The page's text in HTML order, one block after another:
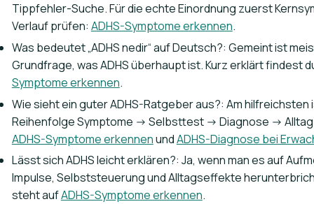
Tippfehler-Suche. Für die echte Einordnung zuerst
Verlauf prüfen: ADHS-Symptome erkennen.
Was bedeutet „ADHS nedir“ auf Deutsch?: Gemeint ist
Grundfrage, was ADHS überhaupt ist. Kurz erklärt findest
Symptome erkennen.
Wie sieht ein guter ADHS-Ratgeber aus?: Am hilfreichsten
Reihenfolge Symptome -> Selbsttest -> Diagnose ->
ADHS-Symptome erkennenundADHS-Diagnose bei
Lässt sich ADHS leicht erklären?: Ja, wenn man es auf
Impulse, Selbststeuerung und Alltagseffekte
steht aufADHS-Symptome erkennen.